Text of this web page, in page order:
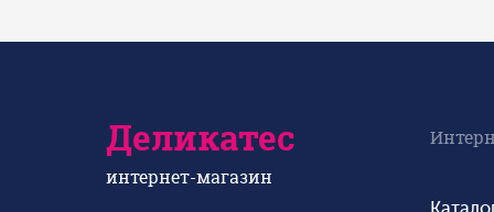
Деликатес
интернет-магазин